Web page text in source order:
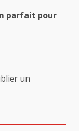
parfait pour
un